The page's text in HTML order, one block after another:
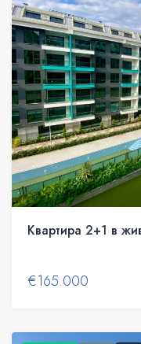
€165.000